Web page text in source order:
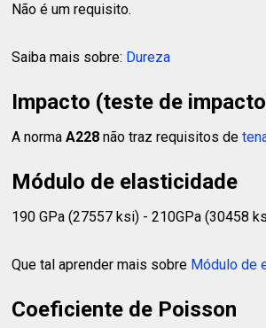
Não é um requisito.
Saiba mais sobre: Dureza
Impacto (teste de
A normaA228 não traz requisitos de
Módulo de elasticidade
190 GPa (27557 ksi) - 210GPa (30458
Que tal aprender mais sobre Módulo de
Coeficiente de Poisson